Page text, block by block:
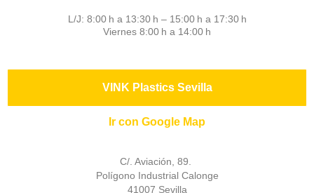
L/J: 8:00 h a 13:30 h – 15:00 h a 17:30 h
Viernes 8:00 h a 14:00 h
VINK Plastics Sevilla
Ir con Google Map
C/. Aviación, 89.
Polígono Industrial Calonge
41007 Sevilla